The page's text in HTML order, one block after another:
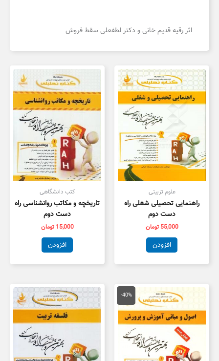
اثر رقیه قدیم خانی و دکتر لطفعلی سقط فروش
علوم تزبیتی
راهنمایی تحصیلی شغلی راه
دست دوم
55,000 تومان
افزودن
کتب دانشگاهی
تاریخچه و مکاتب روانشناسی راه
دست دوم
15,000 تومان
افزودن
-40%
قیمت
اصلی
134,000 تومان
بود.
قیمت
فعلی
80,000 تومان
است.